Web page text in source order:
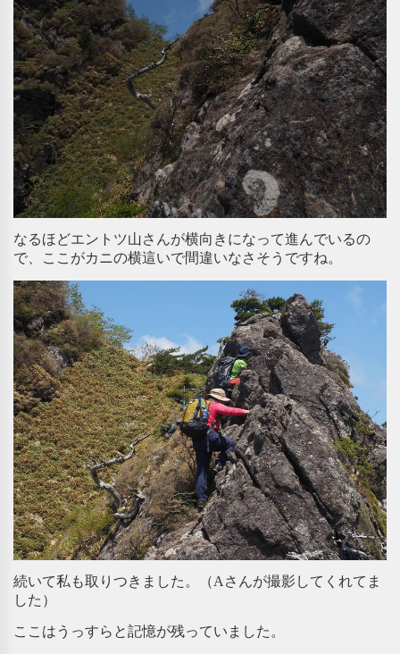
なるほどエントツ山さんが横向きになって進んでいるの
で、ここがカニの横這いで間違いなさそうですね。
続いて私も取りつきました。（Aさんが撮影してくれてま
した）
ここはうっすらと記憶が残っていました。